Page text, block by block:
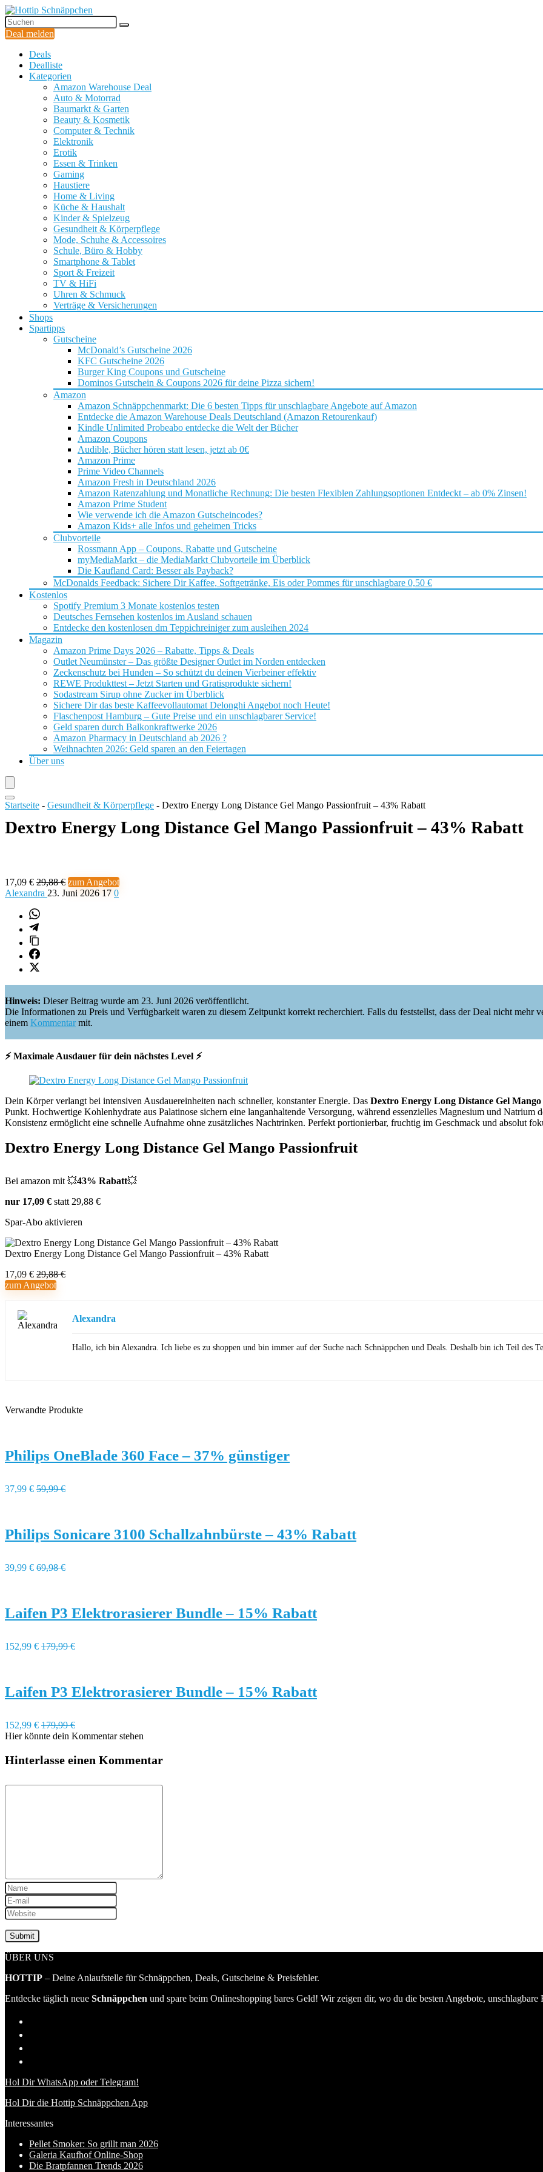
Deal melden
Deals
Dealliste
Kategorien
Amazon Warehouse Deal
Auto & Motorrad
Baumarkt & Garten
Beauty & Kosmetik
Computer & Technik
Elektronik
Erotik
Essen & Trinken
Gaming
Haustiere
Home & Living
Küche & Haushalt
Kinder & Spielzeug
Gesundheit & Körperpflege
Mode, Schuhe & Accessoires
Schule, Büro & Hobby
Smartphone & Tablet
Sport & Freizeit
TV & HiFi
Uhren & Schmuck
Verträge & Versicherungen
Shops
Spartipps
Gutscheine
McDonald’s Gutscheine 2026
KFC Gutscheine 2026
Burger King Coupons und Gutscheine
Dominos Gutschein & Coupons 2026 für deine Pizza sichern!
Amazon
Amazon Schnäppchenmarkt: Die 6 besten Tipps für unschlagbare Angebote auf Amazon
Entdecke die Amazon Warehouse Deals Deutschland (Amazon Retourenkauf)
Kindle Unlimited Probeabo entdecke die Welt der Bücher
Amazon Coupons
Audible, Bücher hören statt lesen, jetzt ab 0€
Amazon Prime
Prime Video Channels
Amazon Fresh in Deutschland 2026
Amazon Ratenzahlung und Monatliche Rechnung: Die besten Flexiblen Zahlungsoptionen Entdeckt – ab 0% Zinsen!
Amazon Prime Student
Wie verwende ich die Amazon Gutscheincodes?
Amazon Kids+ alle Infos und geheimen Tricks
Clubvorteile
Rossmann App – Coupons, Rabatte und Gutscheine
myMediaMarkt – die MediaMarkt Clubvorteile im Überblick
Die Kaufland Card: Besser als Payback?
McDonalds Feedback: Sichere Dir Kaffee, Softgetränke, Eis oder Pommes für unschlagbare 0,50 €
Kostenlos
Spotify Premium 3 Monate kostenlos testen
Deutsches Fernsehen kostenlos im Ausland schauen
Entdecke den kostenlosen dm Teppichreiniger zum ausleihen 2024
Magazin
Amazon Prime Days 2026 – Rabatte, Tipps & Deals
Outlet Neumünster – Das größte Designer Outlet im Norden entdecken
Zeckenschutz bei Hunden – So schützt du deinen Vierbeiner effektiv
REWE Produkttest – Jetzt Starten und Gratisprodukte sichern!
Sodastream Sirup ohne Zucker im Überblick
Sichere Dir das beste Kaffeevollautomat Delonghi Angebot noch Heute!
Flaschenpost Hamburg – Gute Preise und ein unschlagbarer Service!
Geld sparen durch Balkonkraftwerke 2026
Amazon Pharmacy in Deutschland ab 2026 ?
Weihnachten 2026: Geld sparen an den Feiertagen
Über uns
Startseite - Gesundheit & Körperpflege - Dextro Energy Long Distance Gel Mango Passionfruit – 43% Rabatt
Dextro Energy Long Distance Gel Mango Passionfruit – 43% Rabatt
17,09 € 29,88 € zum Angebot
Alexandra 23. Juni 2026 17 0
Hinweis: Dieser Beitrag wurde am 23. Juni 2026 veröffentlicht.
Die Informationen zu Preis und Verfügbarkeit waren zu diesem Zeitpunkt korrekt recherchiert. Falls du feststellst, dass der Deal nicht mehr
einem Kommentarmit.
⚡ Maximale Ausdauer für dein nächstes Level ⚡
Dein Körper verlangt bei intensiven Ausdauereinheiten nach schneller, konstanter Energie. Das Dextro Energy Long Distance Gel
Punkt. Hochwertige Kohlenhydrate aus Palatinose sichern eine langanhaltende Versorgung, während essenzielles Magnesium und Natrium
Konsistenz ermöglicht eine schnelle Aufnahme ohne zusätzliches Nachtrinken. Perfekt portionierbar, fruchtig im Geschmack und absolut
Dextro Energy Long Distance Gel Mango Passionfruit
Bei amazon mit 💥43% Rabatt💥
nur 17,09 € statt 29,88 €
Spar-Abo aktivieren
Dextro Energy Long Distance Gel Mango Passionfruit – 43% Rabatt
17,09 € 29,88 €
zum Angebot
Alexandra
Hallo, ich bin Alexandra. Ich liebe es zu shoppen und bin immer auf der Suche nach Schnäppchen und Deals. Deshalb bin ich Teil des
Verwandte Produkte
Philips OneBlade 360 Face – 37% günstiger
37,99 € 59,99 €
Philips Sonicare 3100 Schallzahnbürste – 43% Rabatt
39,99 € 69,98 €
Laifen P3 Elektrorasierer Bundle – 15% Rabatt
152,99 € 179,99 €
Laifen P3 Elektrorasierer Bundle – 15% Rabatt
152,99 € 179,99 €
Hier könnte dein Kommentar stehen
Hinterlasse einen Kommentar
ÜBER UNS
HOTTIP – Deine Anlaufstelle für Schnäppchen, Deals, Gutscheine & Preisfehler.
Entdecke täglich neue Schnäppchen und spare beim Onlineshopping bares Geld! Wir zeigen dir, wo du die besten Angebote, unschlagbare
Hol Dir WhatsApp oder Telegram!
Hol Dir die Hottip Schnäppchen App
Interessantes
Pellet Smoker: So grillt man 2026
Galeria Kaufhof Online-Shop
Die Bratpfannen Trends 2026